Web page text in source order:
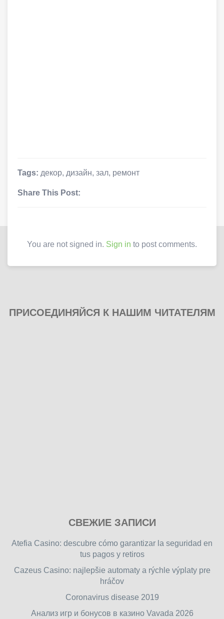
Tags: декор, дизайн, зал, ремонт
Share This Post:
You are not signed in. Sign in to post comments.
ПРИСОЕДИНЯЙСЯ К НАШИМ ЧИТАТЕЛЯМ
free
games
СВЕЖИЕ ЗАПИСИ
Atefia Casino: descubre cómo garantizar la seguridad en
tus pagos y retiros
Cazeus Casino: najlepšie automaty a rýchle výplaty pre
hráčov
Coronavirus disease 2019
Анализ игр и бонусов в казино Vavada 2026